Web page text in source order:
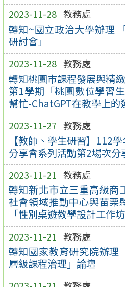
2023-11-28 教務處
轉知~國立政治大學辦理
研討會」
2023-11-28 教務處
轉知桃園市課程發展與精
第1學期「桃園數位學習
幫忙-ChatGPT在教學上的
2023-11-27 教務處
【教師、學生研習】112
分享會系列活動第2場次分
2023-11-21 教務處
轉知新北市立三重高級商
社會領域推動中心與苗栗
「性別桌遊教學設計工作
2023-11-21 教務處
轉知國家教育研究院辦理
層級課程治理」論壇